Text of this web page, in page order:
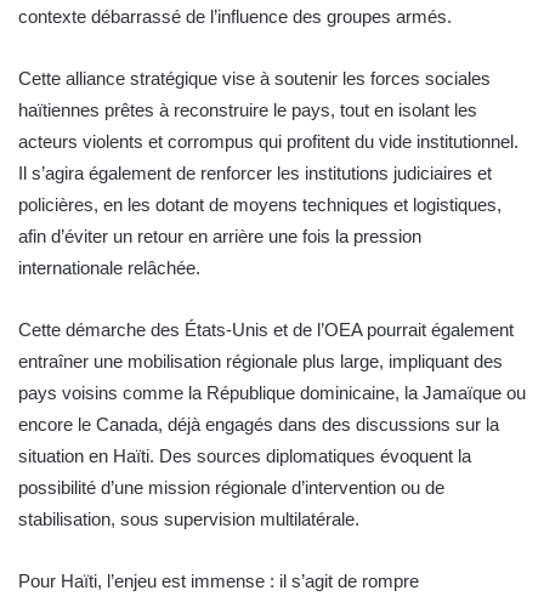
contexte débarrassé de l’influence des groupes armés.
Cette alliance stratégique vise à soutenir les forces sociales
haïtiennes prêtes à reconstruire le pays, tout en isolant les
acteurs violents et corrompus qui profitent du vide institutionnel.
Il s’agira également de renforcer les institutions judiciaires et
policières, en les dotant de moyens techniques et logistiques,
afin d’éviter un retour en arrière une fois la pression
internationale relâchée.
Cette démarche des États-Unis et de l’OEA pourrait également
entraîner une mobilisation régionale plus large, impliquant des
pays voisins comme la République dominicaine, la Jamaïque ou
encore le Canada, déjà engagés dans des discussions sur la
situation en Haïti. Des sources diplomatiques évoquent la
possibilité d’une mission régionale d’intervention ou de
stabilisation, sous supervision multilatérale.
Pour Haïti, l’enjeu est immense : il s’agit de rompre